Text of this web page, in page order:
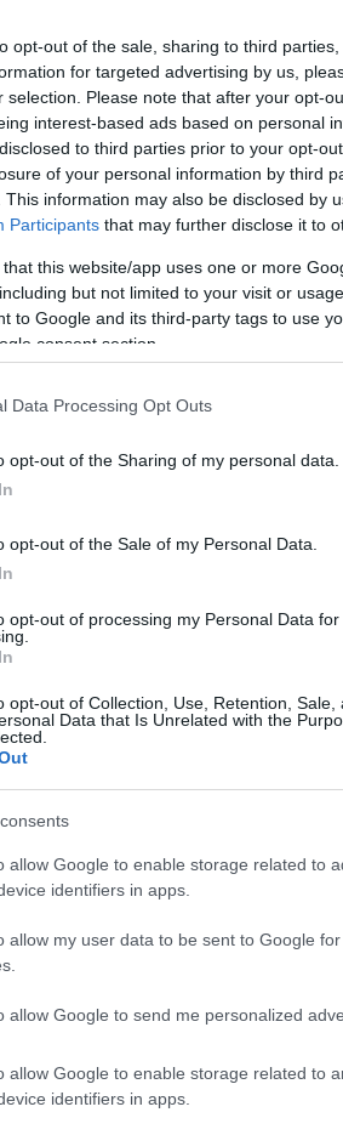
opt-out of the sale, sharing to third
for targeted advertising by us,
selection. Please note that after your opt-
interest-based ads based on personal
to third parties prior to your opt-
of your personal information by third
This information may also be disclosed by
Participants that may further disclose it to
that this website/app uses one or more
but not limited to your visit or
to Google and its third-party tags to use
consent section.
Data Processing Opt Outs
opt-out of the Sharing of my personal data.
opt-out of the Sale of my Personal Data.
opt-out of processing my Personal Data for
opt-out of Collection, Use, Retention, Sale,
Data that Is Unrelated with the
allow Google to enable storage related to
identifiers in apps.
allow my user data to be sent to Google
allow Google to send me personalized
allow Google to enable storage related to
identifiers in apps.
arattak az Old Traffordon,
az Álmok Színházában.
a Premier League-et és a
számunkra, hogy elérjük ezt a
később a Chelsea-t (május 25.),
igazi motivációt jelenthet, hogy
bizonnyal maximálisan támogatják
on is!
működését!